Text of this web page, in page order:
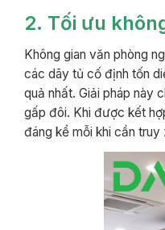
2. Tối ưu
Không gian văn phòng
các dãy tủ cố định tốn
quả nhất. Giải pháp này
gấp đôi. Khi được kết
đáng kể mỗi khi cần truy